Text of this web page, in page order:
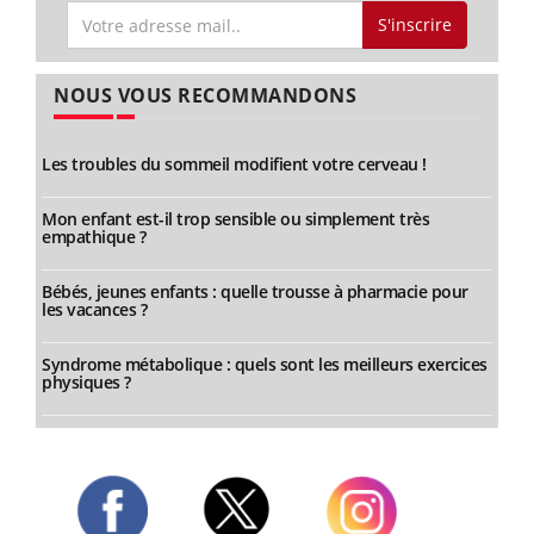
S'inscrire
NOUS VOUS RECOMMANDONS
Les troubles du sommeil modifient votre cerveau !
Mon enfant est-il trop sensible ou simplement très
empathique ?
Bébés, jeunes enfants : quelle trousse à pharmacie pour
les vacances ?
Syndrome métabolique : quels sont les meilleurs exercices
physiques ?